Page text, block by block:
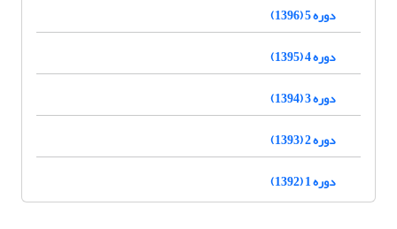
دوره 5 (1396)
دوره 4 (1395)
دوره 3 (1394)
دوره 2 (1393)
دوره 1 (1392)